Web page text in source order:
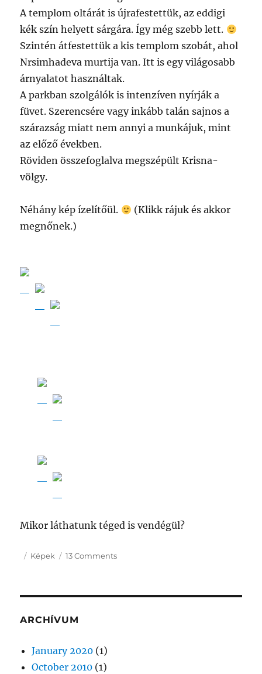
A templom oltárát is újrafestettük, az eddigi
kék szín helyett sárgára. Így még szebb lett.
Szintén átfestettük a kis templom szobát, ahol
Nrsimhadeva murtija van. Itt is egy világosabb
árnyalatot használtak.
A parkban szolgálók is intenzíven nyírják a
füvet. Szerencsére vagy inkább talán sajnos a
szárazság miatt nem annyi a munkájuk, mint
az előző években.
Röviden összefoglalva megszépült Krisna-
völgy.
Néhány kép ízelítőül.
(Klikk rájuk és akkor
megnőnek.)
Mikor láthatunk téged is vendégül?
Posted
Categories
Képek 13 Commentson
ARCHÍVUM
January 2020 (1)
October 2010 (1)